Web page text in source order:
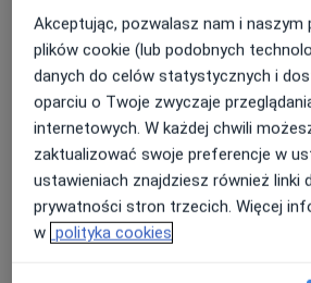
Bezpieczne płatności
mgr Mirosław Walusiak
Fizjoterapeuta·Więcej
166 opinii
Adres 1 Adres 2
Akceptując, pozwalasz nam i naszym
plików cookie (lub podobnych
danych do celów statystycznych i
oparciu o Twoje zwyczaje
internetowych. W każdej chwili
zaktualizować swoje preferencje w
ustawieniach znajdziesz również linki
prywatności stron trzecich. Więcej
w polityka cookies